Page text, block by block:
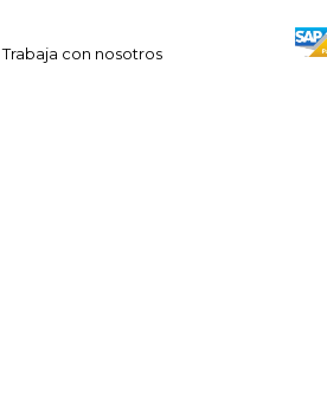
Trabaja con nosotros